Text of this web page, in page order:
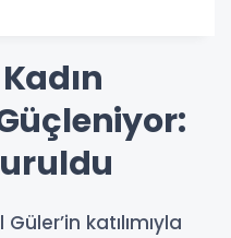
katılımıyla